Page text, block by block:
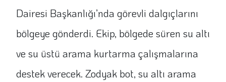
Dairesi Başkanlığı’nda görevli dalgıçlarını
bölgeye gönderdi. Ekip, bölgede süren su altı
ve su üstü arama kurtarma çalışmalarına
destek verecek. Zodyak bot, su altı arama